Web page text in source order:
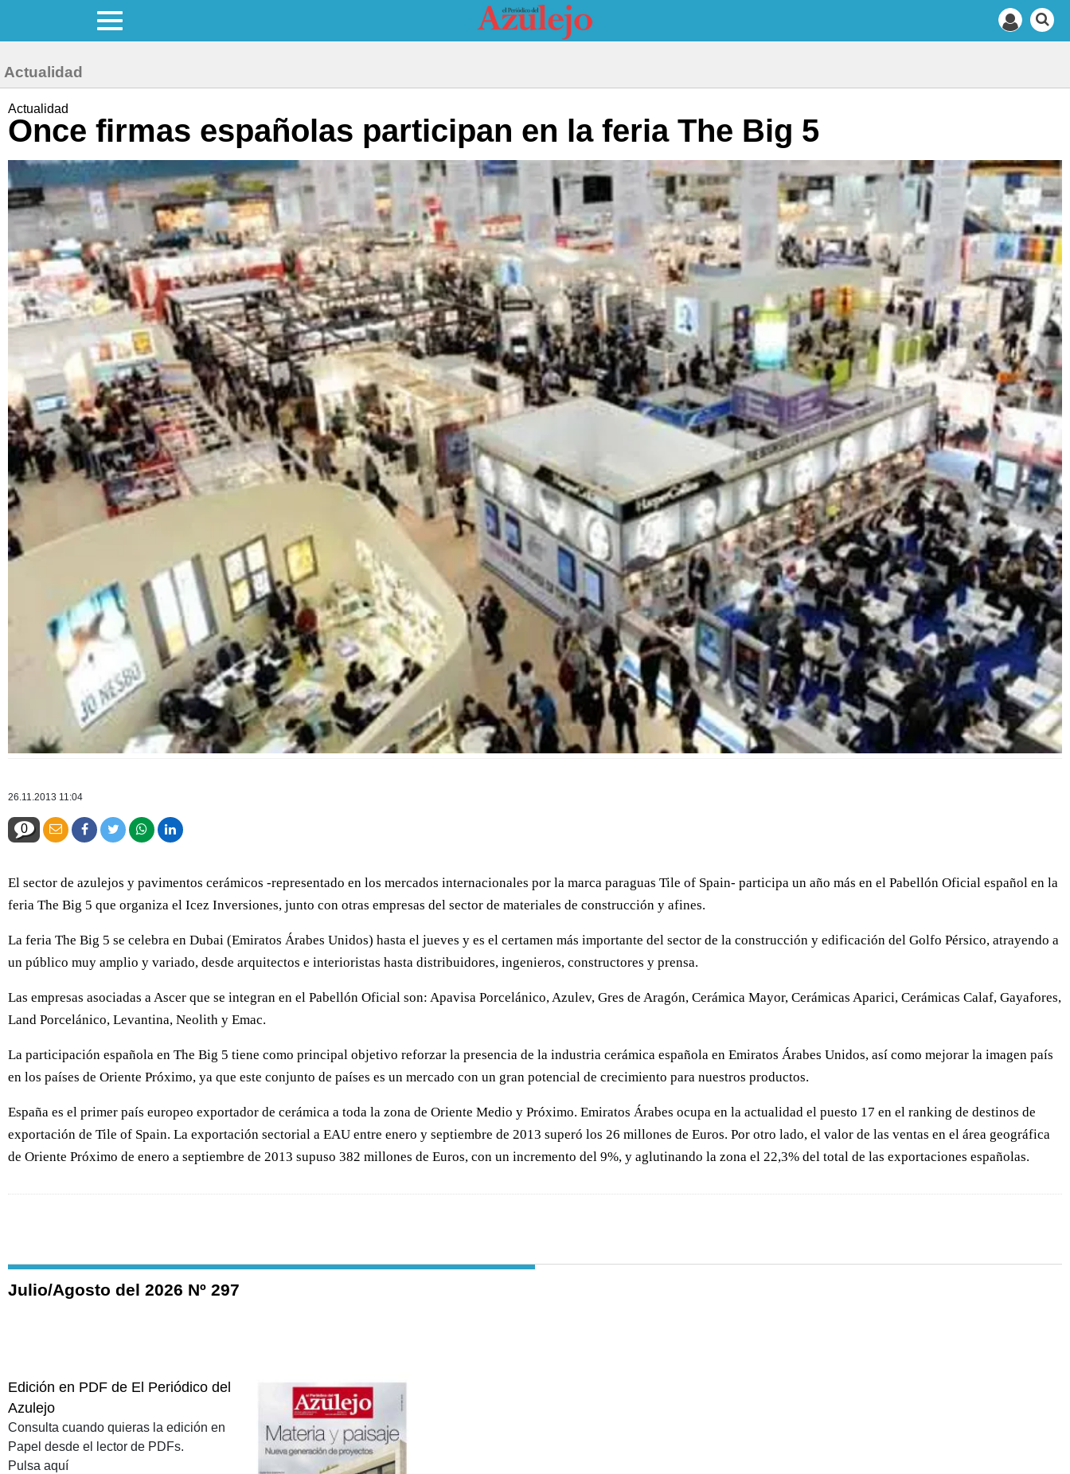
Actualidad
Actualidad
Once firmas españolas participan en la feria The Big 5
26.11.2013 11:04
0
El sector de azulejos y pavimentos cerámicos -representado en los mercados internacionales por la marca paraguas Tile of Spain- participa un año más en el Pabellón Oficial español en la
feria The Big 5 que organiza el Icez Inversiones, junto con otras empresas del sector de materiales de construcción y afines.
La feria The Big 5 se celebra en Dubai (Emiratos Árabes Unidos) hasta el jueves y es el certamen más importante del sector de la construcción y edificación del Golfo Pérsico, atrayendo a
un público muy amplio y variado, desde arquitectos e interioristas hasta distribuidores, ingenieros, constructores y prensa.
Las empresas asociadas a Ascer que se integran en el Pabellón Oficial son: Apavisa Porcelánico, Azulev, Gres de Aragón, Cerámica Mayor, Cerámicas Aparici, Cerámicas Calaf, Gayafores,
Land Porcelánico, Levantina, Neolith y Emac.
La participación española en The Big 5 tiene como principal objetivo reforzar la presencia de la industria cerámica española en Emiratos Árabes Unidos, así como mejorar la imagen país
en los países de Oriente Próximo, ya que este conjunto de países es un mercado con un gran potencial de crecimiento para nuestros productos.
España es el primer país europeo exportador de cerámica a toda la zona de Oriente Medio y Próximo. Emiratos Árabes ocupa en la actualidad el puesto 17 en el ranking de destinos de
exportación de Tile of Spain. La exportación sectorial a EAU entre enero y septiembre de 2013 superó los 26 millones de Euros. Por otro lado, el valor de las ventas en el área geográfica
de Oriente Próximo de enero a septiembre de 2013 supuso 382 millones de Euros, con un incremento del 9%, y aglutinando la zona el 22,3% del total de las exportaciones españolas.
Julio/Agosto del 2026 Nº 297
Edición en PDF de El Periódico del
Azulejo
Consulta cuando quieras la edición en
Papel desde el lector de PDFs.
Pulsa aquí